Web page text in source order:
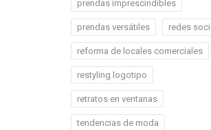
prendas imprescindibles
prendas versátiles redes
reforma de locales comerciales
restyling logotipo
retratos en ventanas
tendencias de moda